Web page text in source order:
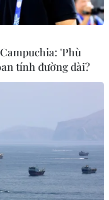
'Phù
tính đường dài?